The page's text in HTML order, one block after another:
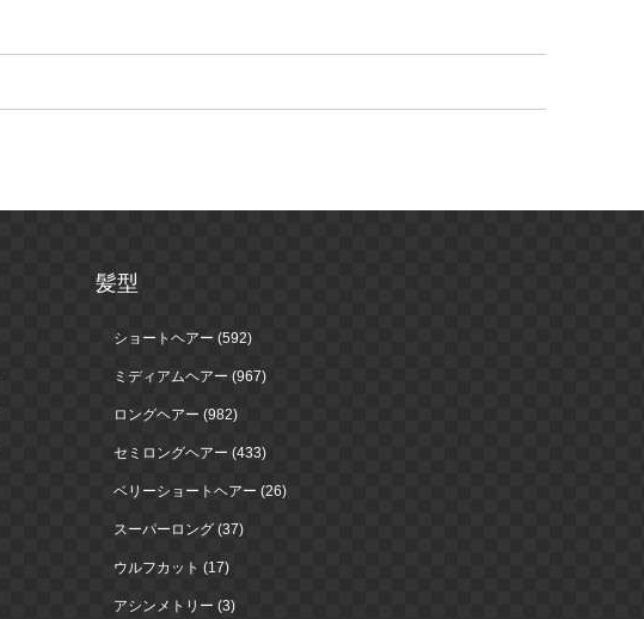
髪型
ショートヘアー (592)
ミディアムヘアー (967)
ロングヘアー (982)
セミロングヘアー (433)
ベリーショートヘアー (26)
スーパーロング (37)
ウルフカット (17)
アシンメトリー (3)